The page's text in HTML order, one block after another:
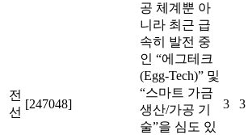
전
선
[247048]
공 체계뿐 아
니라 최근 급
속히 발전 중
인 “에그테크
(Egg-Tech)” 및
“스마트 가금
생산/가공 기
술”을 심도 있
3 3